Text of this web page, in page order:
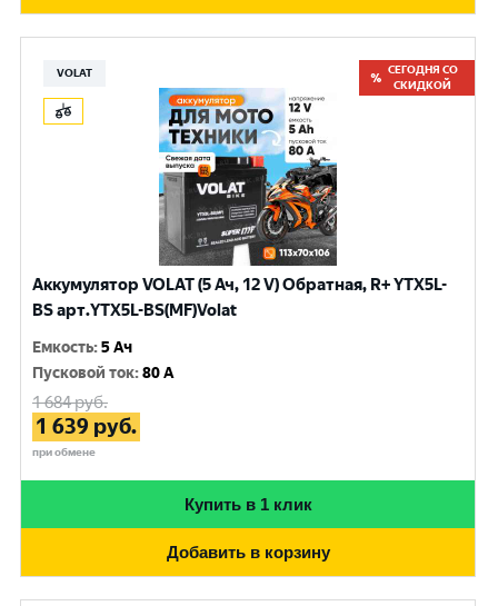
VOLAT
СЕГОДНЯ СО
СКИДКОЙ
Аккумулятор VOLAT (5 Ач, 12 V) Обратная, R+ YTX5L-
BS арт.YTX5L-BS(MF)Volat
Емкость:5 Ач
Пусковой ток:80 A
1 684руб.
1 639 руб.
при обмене
Купить в 1 клик
Добавить в корзину